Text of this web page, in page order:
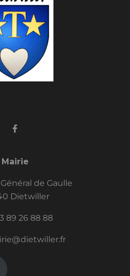
Mairie
de Gaulle
Dietwiller
89 26 88 88